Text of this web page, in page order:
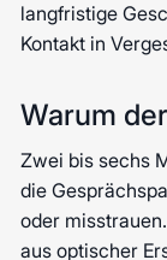
langfristige
Kontakt in
Warum
Zwei bis sechs
die
oder
aus optischer